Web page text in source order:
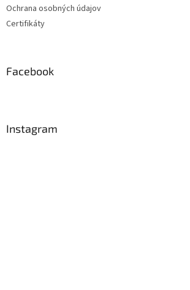
Ochrana osobných údajov
Certifikáty
Facebook
Instagram